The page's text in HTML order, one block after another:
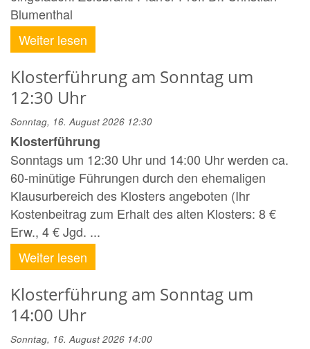
Blumenthal
Weiter lesen
Klosterführung am Sonntag um
12:30 Uhr
Sonntag, 16. August 2026 12:30
Klosterführung
Sonntags um 12:30 Uhr und 14:00 Uhr werden ca.
60-minütige Führungen durch den ehemaligen
Klausurbereich des Klosters angeboten (Ihr
Kostenbeitrag zum Erhalt des alten Klosters: 8 €
Erw., 4 € Jgd. ...
Weiter lesen
Klosterführung am Sonntag um
14:00 Uhr
Sonntag, 16. August 2026 14:00